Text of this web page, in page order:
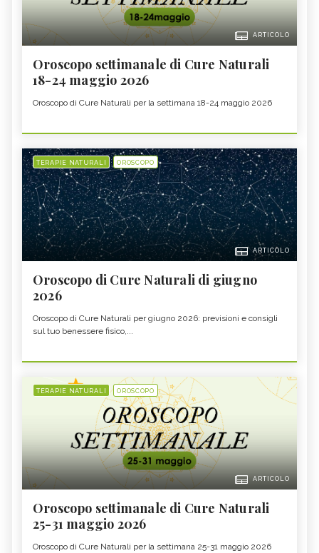
ARTICOLO
Oroscopo settimanale di Cure Naturali
18-24 maggio 2026
Oroscopo di Cure Naturali per la settimana 18-24 maggio 2026
TERAPIE NATURALI OROSCOPO
ARTICOLO
Oroscopo di Cure Naturali di giugno
2026
Oroscopo di Cure Naturali per giugno 2026: previsioni e consigli
sul tuo benessere fisico,...
TERAPIE NATURALI OROSCOPO
ARTICOLO
Oroscopo settimanale di Cure Naturali
25-31 maggio 2026
Oroscopo di Cure Naturali per la settimana 25-31 maggio 2026